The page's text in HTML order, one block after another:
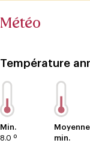
Météo
Température
Min.
8.0 º
Moyenne
min.